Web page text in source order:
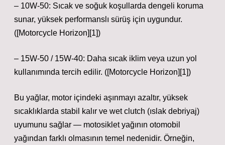
– 10W‑50: Sıcak ve soğuk koşullarda dengeli koruma
sunar, yüksek performanslı sürüş için uygundur.
([Motorcycle Horizon][1])
– 15W‑50 / 15W‑40: Daha sıcak iklim veya uzun yol
kullanımında tercih edilir. ([Motorcycle Horizon][1])
Bu yağlar, motor içindeki aşınmayı azaltır, yüksek
sıcaklıklarda stabil kalır ve wet clutch (ıslak debriyaj)
uyumunu sağlar — motosiklet yağının otomobil
yağından farklı olmasının temel nedenidir. Örneğin,